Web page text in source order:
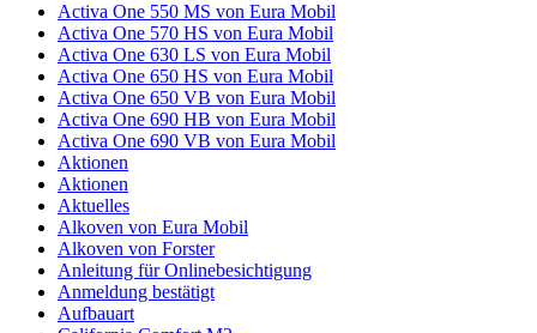
Activa One 550 MS von Eura Mobil
Activa One 570 HS von Eura Mobil
Activa One 630 LS von Eura Mobil
Activa One 650 HS von Eura Mobil
Activa One 650 VB von Eura Mobil
Activa One 690 HB von Eura Mobil
Activa One 690 VB von Eura Mobil
Aktionen
Aktionen
Aktuelles
Alkoven von Eura Mobil
Alkoven von Forster
Anleitung für Onlinebesichtigung
Anmeldung bestätigt
Aufbauart